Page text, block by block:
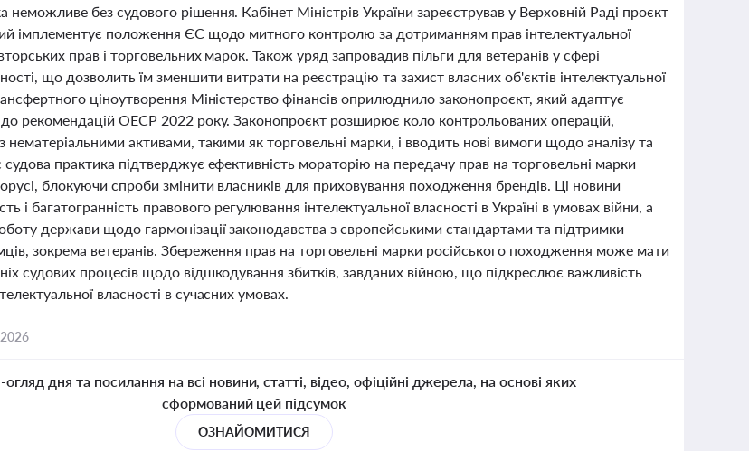
без судового рішення. Кабінет Міністрів України зареєстрував у Верховній Раді проєкт
імплементує положення ЄС щодо митного контролю за дотриманням прав інтелектуальної
прав і торговельних марок. Також уряд запровадив пільги для ветеранів у сфері
що дозволить їм зменшити витрати на реєстрацію та захист власних об'єктів інтелектуальної
ціноутворення Міністерство фінансів оприлюднило законопроєкт, який адаптує
до рекомендацій ОЕСР 2022 року. Законопроєкт розширює коло контрольованих операцій,
нематеріальними активами, такими як торговельні марки, і вводить нові вимоги щодо аналізу та
судова практика підтверджує ефективність мораторію на передачу прав на торговельні марки
блокуючи спроби змінити власників для приховування походження брендів. Ці новини
і багатогранність правового регулювання інтелектуальної власності в Україні в умовах війни, а
держави щодо гармонізації законодавства з європейськими стандартами та підтримки
зокрема ветеранів. Збереження прав на торговельні марки російського походження може мати
судових процесів щодо відшкодування збитків, завданих війною, що підкреслює важливість
власності в сучасних умовах.
дня та посилання на всі новини, статті, відео, офіційні джерела, на основі яких
сформований цей підсумок
ОЗНАЙОМИТИСЯ